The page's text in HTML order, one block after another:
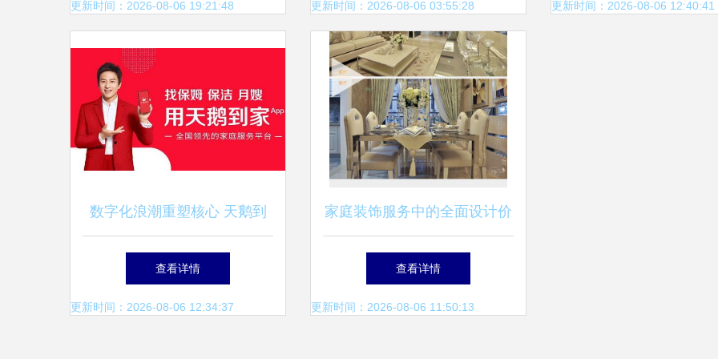
更新时间：2026-08-06 19:21:48 更新时间：2026-08-06 03:55:28 品牌’殊荣
更新时间：2026-08-06 12:40:41
数字化浪潮重塑核心 天鹅到
家如何破解家务服务“标准化
难题”
查看详情
更新时间：2026-08-06 12:34:37
家庭装饰服务中的全面设计价
值
查看详情
更新时间：2026-08-06 11:50:13